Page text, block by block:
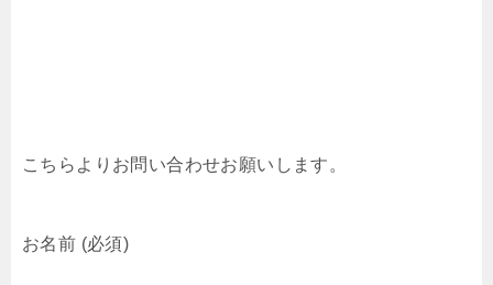
こちらよりお問い合わせお願いします。
お名前 (必須)